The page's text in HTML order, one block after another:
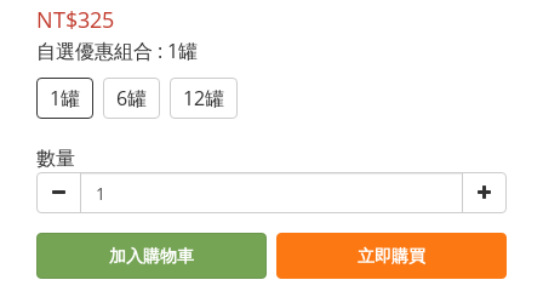
NT$325
自選優惠組合 : 1罐
1罐
6罐 12罐
數量
加入購物車 立即購買